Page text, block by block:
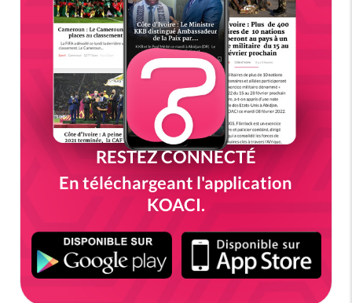
RESTEZ CONNECTÉ
En téléchargeant l'application
KOACI.